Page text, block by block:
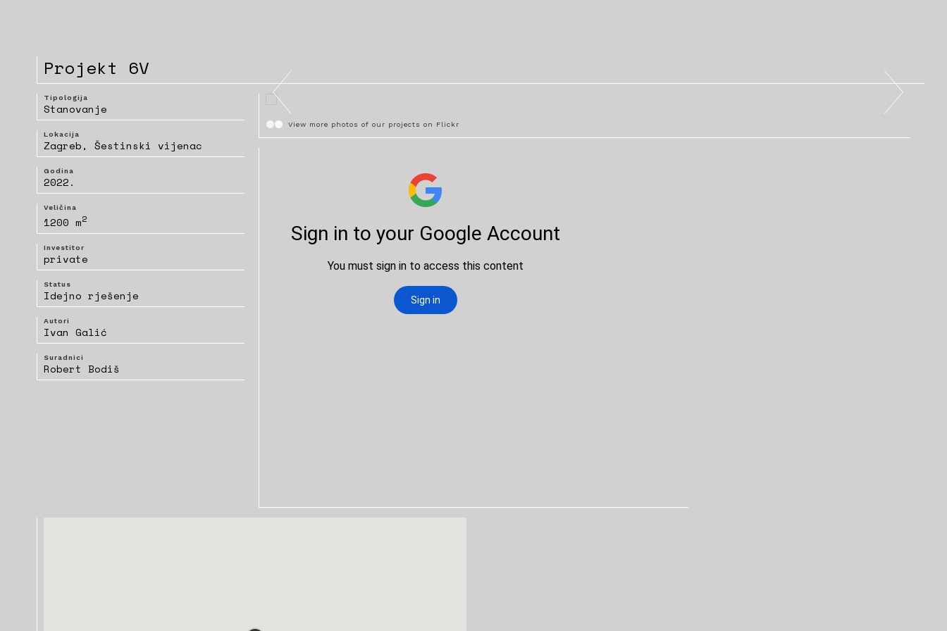
Projekt 6V
Tipologija
Stanovanje
Lokacija
Zagreb, Šestinski vijenac
Godina
2022.
Veličina
1200 m2
Investitor
private
Status
Idejno rješenje
Autori
Ivan Galić
Suradnici
Robert Bodiš
View more photos of our projects on Flickr